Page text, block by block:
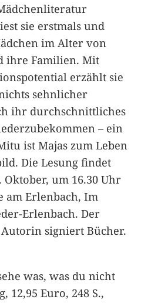
sie erstmals und
im Alter von
ihre Familien. Mit
erzählt sie
sehnlicher
ihr durchschnittliches
– ein
ist Majas zum Leben
Die Lesung findet
Oktober, um 16.30 Uhr
am Erlenbach, Im
Erlenbach. Der
signiert Bücher.
was, was du nicht
12,95 Euro, 248 S.,